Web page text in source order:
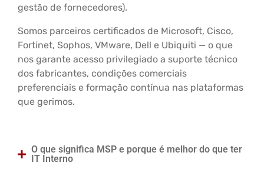
gestão de fornecedores).
Somos parceiros certificados de Microsoft, Cisco,
Fortinet, Sophos, VMware, Dell e Ubiquiti — o que
nos garante acesso privilegiado a suporte técnico
dos fabricantes, condições comerciais
preferenciais e formação contínua nas plataformas
que gerimos.
O que significa MSP e porque é melhor do que ter
IT Interno